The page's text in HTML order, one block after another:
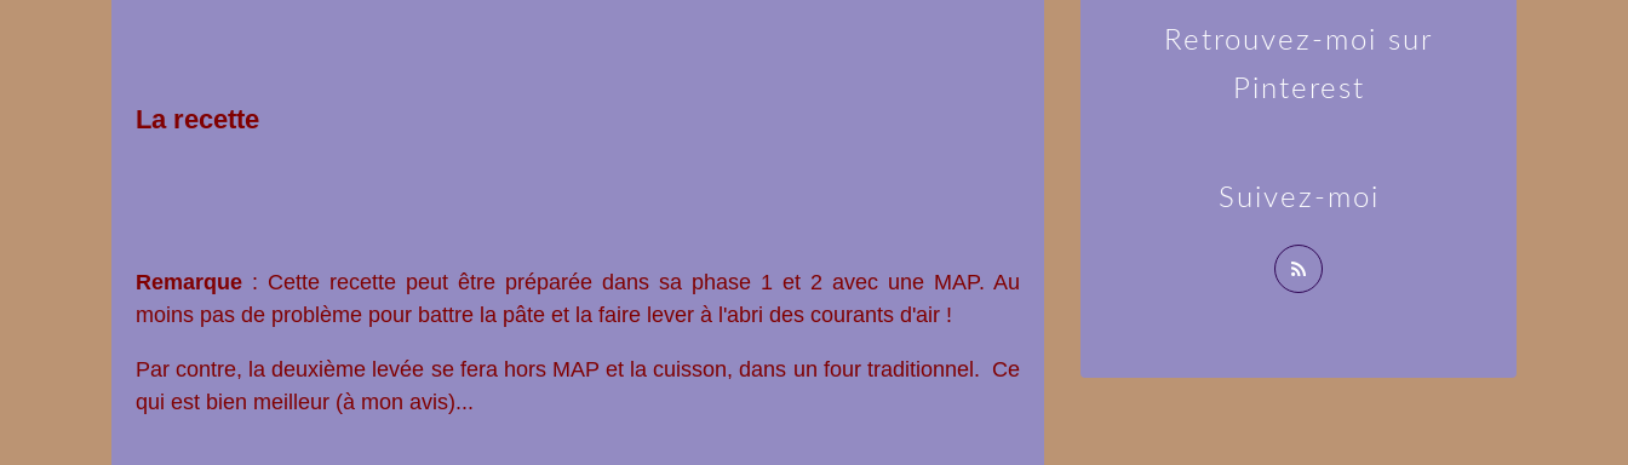
La recette
Remarque : Cette recette peut être préparée dans sa phase 1 et 2 avec une MAP. Au
moins pas de problème pour battre la pâte et la faire lever à l'abri des courants d'air !
Par contre, la deuxième levée se fera hors MAP et la cuisson, dans un four traditionnel. Ce
qui est bien meilleur (à mon avis)...
Suivez-moi
Retrouvez-moi sur
Pinterest